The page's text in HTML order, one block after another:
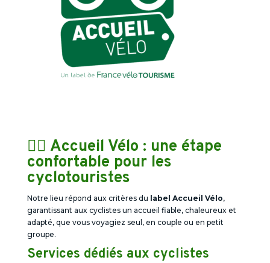
🚴‍♀️ Accueil Vélo : une étape
confortable pour les
cyclotouristes
Notre lieu répond aux critères du label Accueil Vélo,
garantissant aux cyclistes un accueil fiable, chaleureux et
adapté, que vous voyagiez seul, en couple ou en petit
groupe.
Services dédiés aux cyclistes